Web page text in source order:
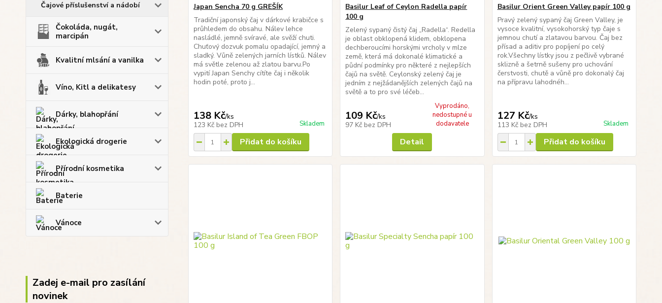
Čajové příslušenství a nádobí
Čokoláda, nugát,
marcipán
Kvalitní mlsání a vanilka
Víno, Kitl a delikatesy
Dárky, blahopřání
Ekologická drogerie
Přírodní kosmetika
Baterie
Vánoce
Zadej e-mail pro zasílání
novinek
Japan Sencha 70 g GREŠÍK
Tradiční japonský čaj v dárkové krabičce s
průhledem do obsahu. Nálev lehce
nasládlé, jemně svíravé, ale svěží chuti.
Chuťový dozvuk pomalu opadající, jemný a
sladký. Vůně zelených jarních lístků. Nálev
má světle zelenou až zlatou barvu.Po
vypití Japan Senchy cítíte čaj i několik
hodin poté, proto j...
138 Kč/ks
123 Kč bez DPH Skladem
Přidat do košíku
Basilur Leaf of Ceylon Radella papír
100 g
Zelený sypaný čistý čaj „Radella“. Redella
je oblast obklopená klidem, obklopena
dechberoucími horskými vrcholy v mlze
země, která má dokonalé klimatické a
půdní podmínky pro některé z nejlepších
čajů na světě. Ceylonský zelený čaj je
jedním z nejžádanějších zelených čajů na
světě a to pro své léčeb...
109 Kč/ks
97 Kč bez DPH
Vyprodáno,
nedostupné u
dodavatele
Detail
Basilur Orient Green Valley papír 100 g
Pravý zelený sypaný čaj Green Valley, je
vysoce kvalitní, vysokohorský typ čaje s
jemnou chutí a zlatavou barvou. Čaj bez
přísad a aditiv pro popíjení po celý
rok.Všechny lístky jsou z pečlivě vybrané
sklizně a šetrně sušeny pro uchování
čerstvosti, chutě a vůně pro dokonalý čaj
na přípravu lahodnéh...
127 Kč/ks
113 Kč bez DPH Skladem
Přidat do košíku